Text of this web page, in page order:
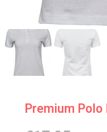
Premium Polo